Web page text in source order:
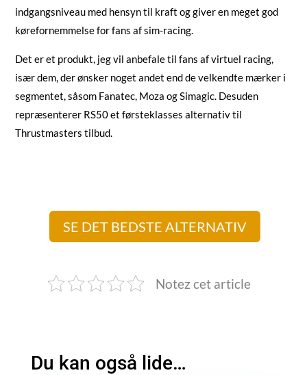
indgangsniveau med hensyn til kraft og giver en meget god
kørefornemmelse for fans af sim-racing.
Det er et produkt, jeg vil anbefale til fans af virtuel racing,
især dem, der ønsker noget andet end de velkendte mærker i
segmentet, såsom Fanatec, Moza og Simagic. Desuden
repræsenterer RS50 et førsteklasses alternativ til
Thrustmasters tilbud.
SE DET BEDSTE ALTERNATIV
Notez cet article
Du kan også lide…